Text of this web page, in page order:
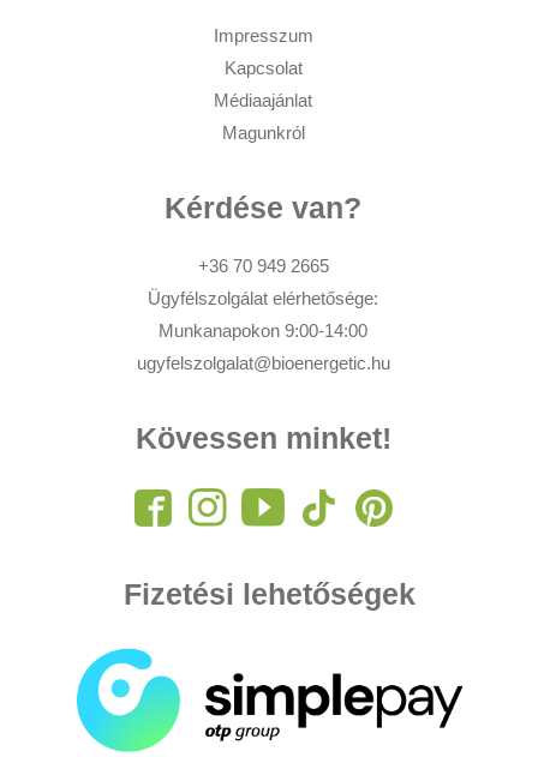
Impresszum
Kapcsolat
Médiaajánlat
Magunkról
Kérdése van?
+36 70 949 2665
Ügyfélszolgálat elérhetősége:
Munkanapokon 9:00-14:00
ugyfelszolgalat@bioenergetic.hu
Kövessen minket!
Fizetési lehetőségek